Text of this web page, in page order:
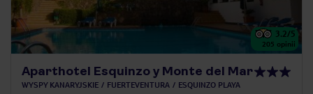
3.2/5
205 opinii
Aparthotel Esquinzo y Monte del Mar
WYSPY KANARYJSKIE FUERTEVENTURA ESQUINZO PLAYA